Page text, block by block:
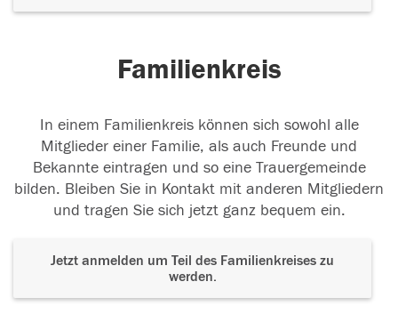
Familienkreis
In einem Familienkreis können sich sowohl alle
Mitglieder einer Familie, als auch Freunde und
Bekannte eintragen und so eine Trauergemeinde
bilden. Bleiben Sie in Kontakt mit anderen Mitgliedern
und tragen Sie sich jetzt ganz bequem ein.
Jetzt anmelden um Teil des Familienkreises zu
werden.